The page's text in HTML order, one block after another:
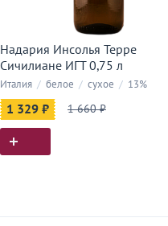
Надария Инсолья Терре
Сичилиане ИГТ 0,75 л
Италия / белое / сухое / 13%
1 329 ₽ 1 660 ₽